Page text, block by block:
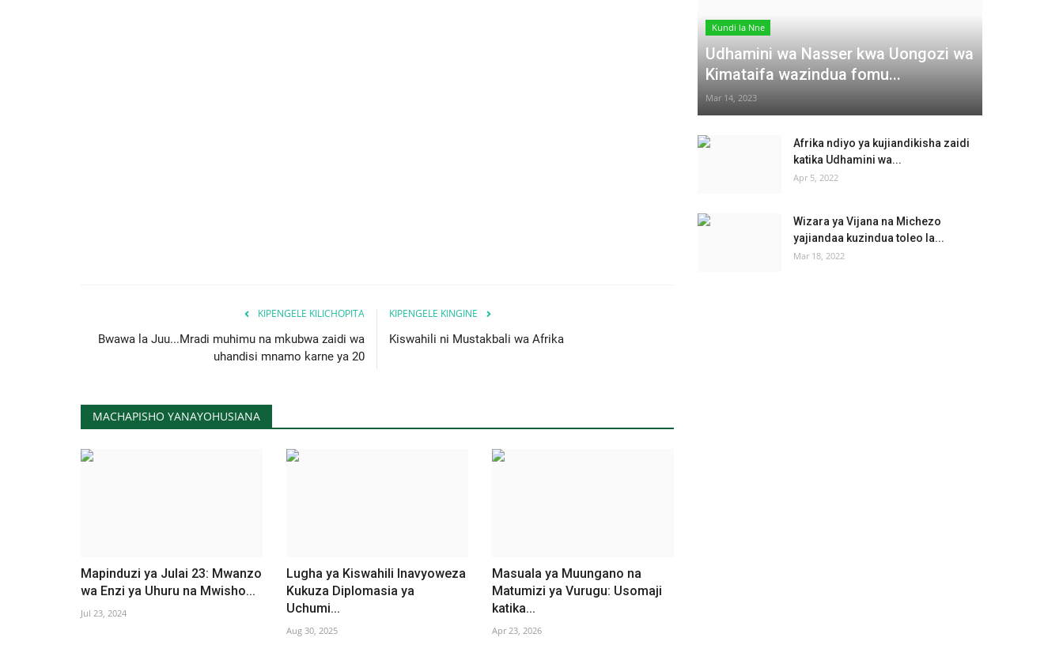
KIPENGELE KILICHOPITA
Bwawa la Juu...Mradi muhimu na mkubwa zaidi wa
uhandisi mnamo karne ya 20
KIPENGELE KINGINE
Kiswahili ni Mustakbali wa Afrika
MACHAPISHO YANAYOHUSIANA
Mapinduzi ya Julai 23: Mwanzo
wa Enzi ya Uhuru na Mwisho...
Jul 23, 2024
Lugha ya Kiswahili Inavyoweza
Kukuza Diplomasia ya
Uchumi...
Aug 30, 2025
Masuala ya Muungano na
Matumizi ya Vurugu: Usomaji
katika...
Apr 23, 2026
Kundi la Nne
Udhamini wa Nasser kwa Uongozi wa
Kimataifa wazindua fomu...
Mar 14, 2023
Afrika ndiyo ya kujiandikisha zaidi
katika Udhamini wa...
Apr 5, 2022
Wizara ya Vijana na Michezo
yajiandaa kuzindua toleo la...
Mar 18, 2022